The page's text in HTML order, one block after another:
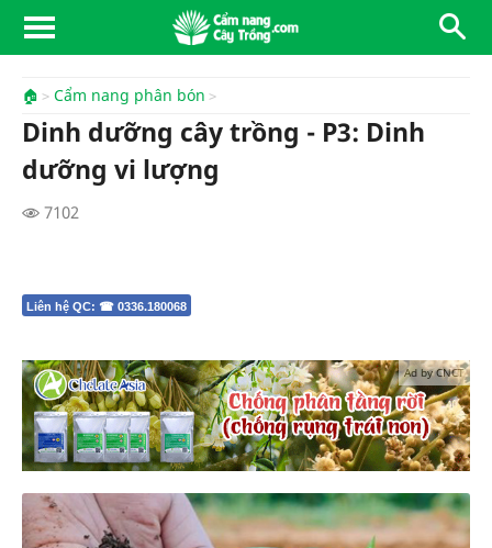
🏠 Cẩm nang phân bón
Dinh dưỡng cây trồng - P3: Dinh
dưỡng vi lượng
7102
Liên hệ QC: ☎ 0336.180068
Ad by CNCT